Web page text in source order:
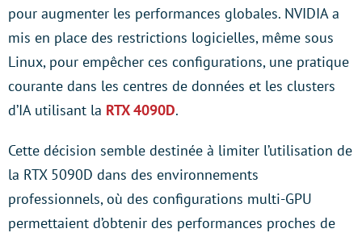
pour augmenter les performances globales. NVIDIA a
mis en place des restrictions logicielles, même sous
Linux, pour empêcher ces configurations, une pratique
courante dans les centres de données et les clusters
d’IA utilisant la RTX 4090D.
Cette décision semble destinée à limiter l’utilisation de
la RTX 5090D dans des environnements
professionnels, où des configurations multi-GPU
permettaient d’obtenir des performances proches de